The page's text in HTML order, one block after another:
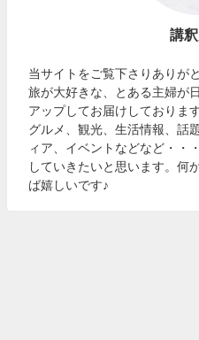
講
当サイトをご覧下さりありが
旅が大好きな、とある主婦が
アップしてお届けしております
グルメ、観光、生活情報、話
ィア、イベントなどなど・・
していきたいと思います。何
ば嬉しいです♪